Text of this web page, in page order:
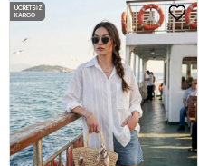
ÜCRETSIZ
KARGO